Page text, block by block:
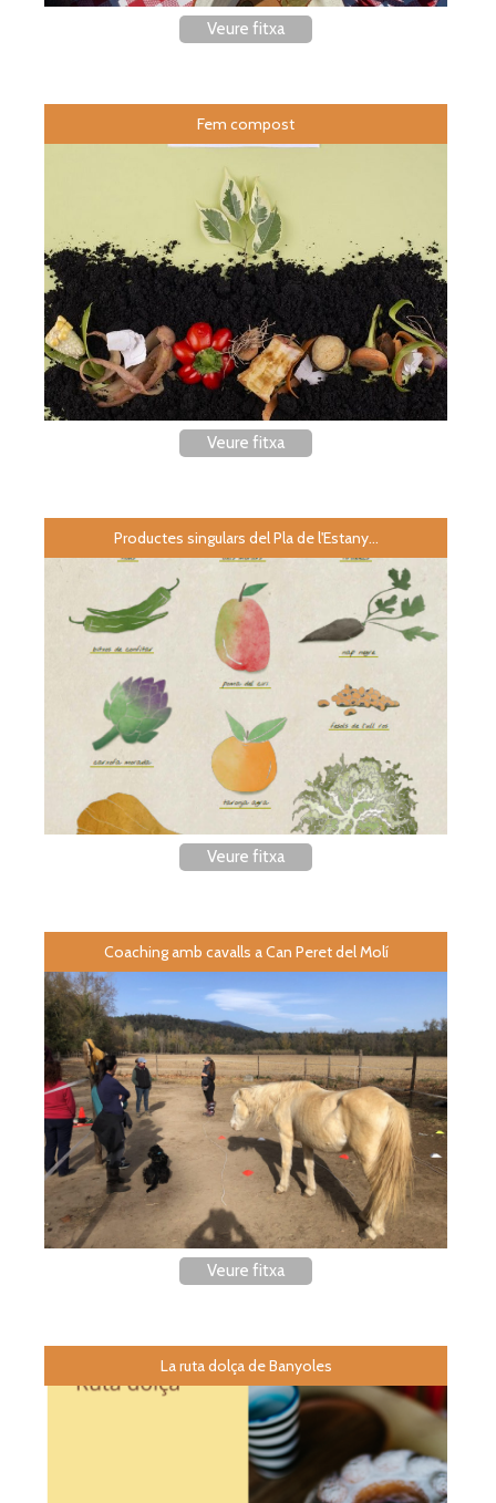
Veure fitxa
Fem compost
Veure fitxa
Productes singulars del Pla de l'Estany...
Veure fitxa
Coaching amb cavalls a Can Peret del Molí
Veure fitxa
La ruta dolça de Banyoles